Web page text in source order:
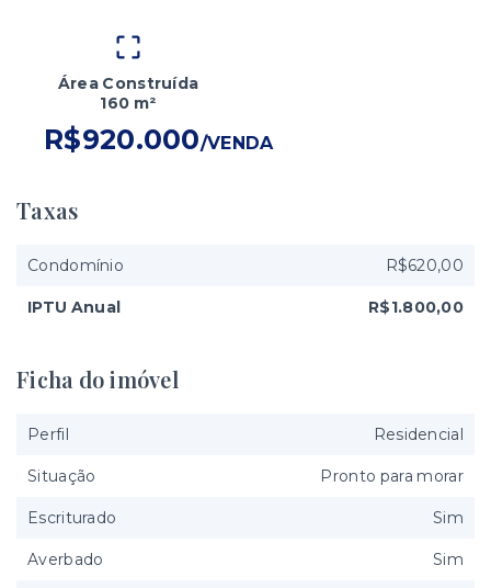
Área Construída
160 m²
R$920.000/VENDA
Taxas
Condomínio R$620,00
IPTU Anual R$1.800,00
Ficha do imóvel
Perfil Residencial
Situação Pronto para morar
Escriturado Sim
Averbado Sim